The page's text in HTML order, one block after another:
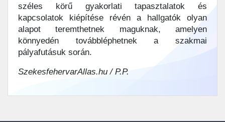
széles körű gyakorlati tapasztalatok és
kapcsolatok kiépítése révén a hallgatók olyan
alapot teremthetnek maguknak, amelyen
könnyedén továbbléphetnek a szakmai
pályafutásuk során.
SzekesfehervarAllas.hu / P.P.